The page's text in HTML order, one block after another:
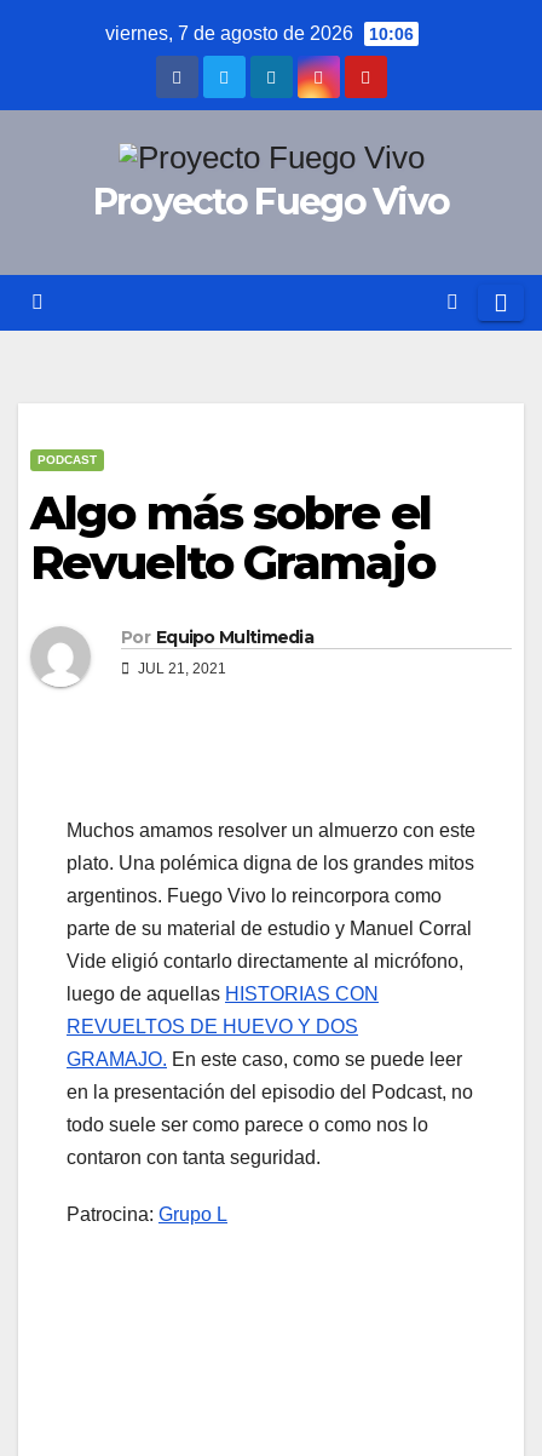
viernes, 7 de agosto de 2026 10:06
Proyecto Fuego Vivo
PODCAST
Algo más sobre el
Revuelto Gramajo
Por Equipo Multimedia
JUL 21, 2021
Muchos amamos resolver un almuerzo con este
plato. Una polémica digna de los grandes mitos
argentinos. Fuego Vivo lo reincorpora como
parte de su material de estudio y Manuel Corral
Vide eligió contarlo directamente al micrófono,
luego de aquellas HISTORIAS CON
REVUELTOS DE HUEVO Y DOS
GRAMAJO. En este caso, como se puede leer
en la presentación del episodio del Podcast, no
todo suele ser como parece o como nos lo
contaron con tanta seguridad.
Patrocina: Grupo L